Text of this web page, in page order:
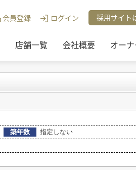
会員登録 ログイン 採用サイト
店舗一覧 会社概要 オー
築年数
指定しない